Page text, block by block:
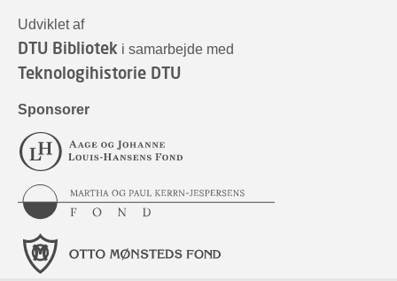
Udviklet af
DTU Bibliotek i samarbejde med
Teknologihistorie DTU
Sponsorer